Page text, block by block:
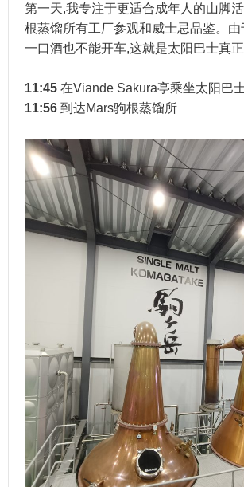
第一天,我专注于更适合成年人的山脚
根蒸馏所有工厂参观和威士忌品鉴。
一口酒也不能开车,这就是太阳巴士真
11:45 在Viande Sakura亭乘坐太阳巴
11:56 到达Mars驹根蒸馏所